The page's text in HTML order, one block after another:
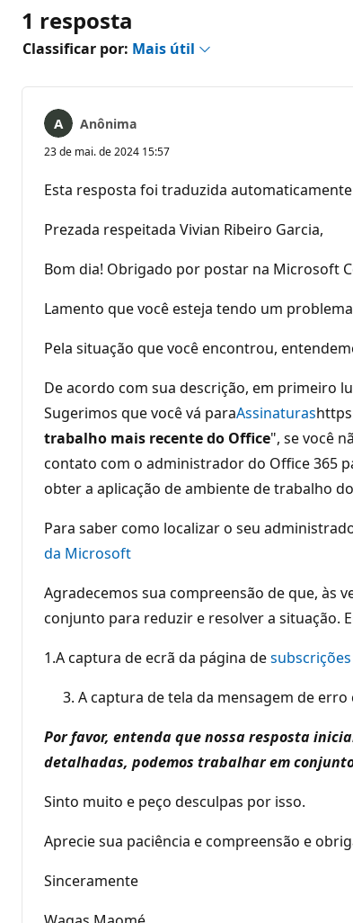
1 resposta
Classificar por: Mais útil
Anônima
23 de mai. de 2024 15:57
Esta resposta foi traduzida
Prezada respeitada Vivian Ribeiro Garcia,
Bom dia! Obrigado por postar na Microsoft
Lamento que você esteja tendo um
Pela situação que você encontrou,
De acordo com sua descrição, em primeiro
Sugerimos que você vá paraAssinaturas
trabalho mais recente do Office", se você
contato com o administrador do Office 365
obter a aplicação de ambiente de trabalho
Para saber como localizar o seu
da Microsoft
Agradecemos sua compreensão de que, às
conjunto para reduzir e resolver a situação.
1.A captura de ecrã da página desubscrições
A captura de tela da mensagem de erro
Por favor, entenda que nossa resposta
detalhadas, podemos trabalhar em
Sinto muito e peço desculpas por isso.
Aprecie sua paciência e compreensão e
Sinceramente